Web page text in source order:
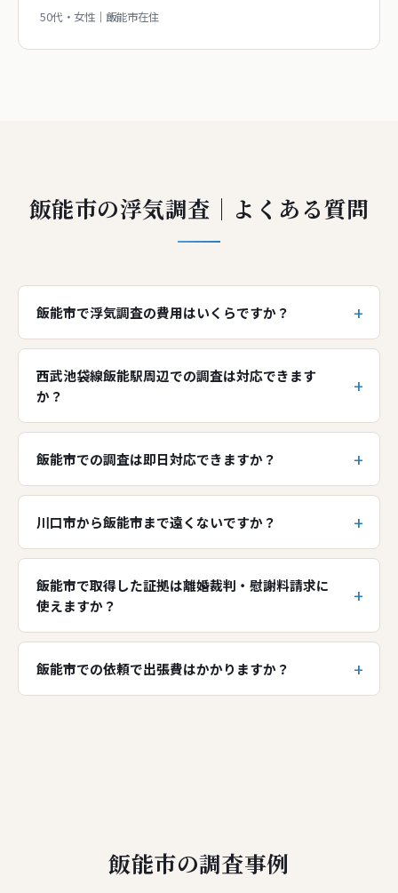
50代・女性｜飯能市在住
飯能市の浮気調査｜よくある質問
飯能市で浮気調査の費用はいくらですか？
西武池袋線飯能駅周辺での調査は対応できます
か？
飯能市での調査は即日対応できますか？
川口市から飯能市まで遠くないですか？
飯能市で取得した証拠は離婚裁判・慰謝料請求に
使えますか？
飯能市での依頼で出張費はかかりますか？
飯能市の調査事例